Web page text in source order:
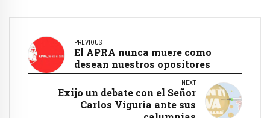
PREVIOUS
El APRA nunca muere como
desean nuestros opositores
NEXT
Exijo un debate con el Señor
Carlos Viguria ante sus